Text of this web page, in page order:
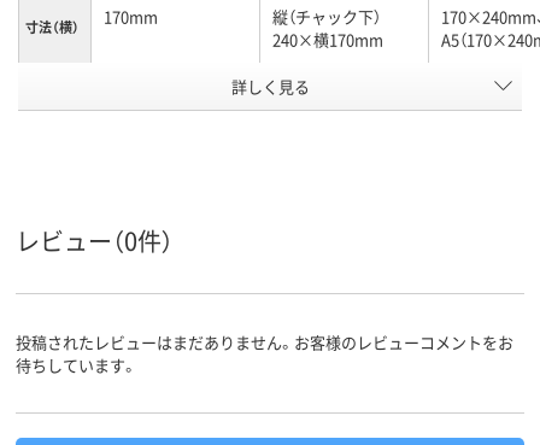
寸法（横） 170mm
縦（チャック下）
240×横170mm
170×240mm
A5（
袋入り（吊しひもな
し）
袋入り（吊し
し）
アスクル
スコア
詳しく見る
レビュー（0件）
投稿されたレビューはまだありません。お客様のレビューコメントをお
待ちしています。